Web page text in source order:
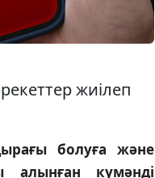
жиілеп
болуға және
алынған күмәнді